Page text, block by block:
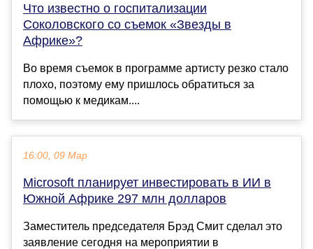
Что известно о госпитализации
Соколовского со съемок «Звезды в
Африке»?
Во время съемок в программе артисту резко стало
плохо, поэтому ему пришлось обратиться за
помощью к медикам....
16:00, 09 Мар
Microsoft планирует инвестировать в ИИ в
Южной Африке 297 млн ​​долларов
Заместитель председателя Брэд Смит сделал это
заявление сегодня на мероприятии в